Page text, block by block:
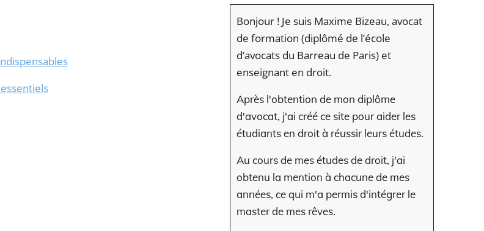
Bonjour ! Je suis Maxime Bizeau, avocat
de formation (diplômé de l’école
d’avocats du Barreau de Paris) et
enseignant en droit.
Après l'obtention de mon diplôme
d'avocat, j'ai créé ce site pour aider les
étudiants en droit à réussir leurs études.
Au cours de mes études de droit, j'ai
obtenu la mention à chacune de mes
années, ce qui m'a permis d'intégrer le
master de mes rêves.